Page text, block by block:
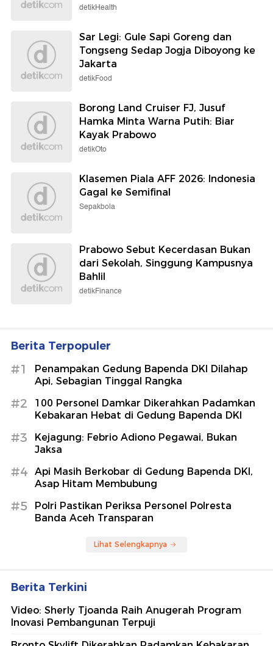
detikHealth
Sar Legi: Gule Sapi Goreng dan
Tongseng Sedap Jogja Diboyong ke
Jakarta
detikFood
Borong Land Cruiser FJ, Jusuf
Hamka Minta Warna Putih: Biar
Kayak Prabowo
detikOto
Klasemen Piala AFF 2026: Indonesia
Gagal ke Semifinal
Sepakbola
Prabowo Sebut Kecerdasan Bukan
dari Sekolah, Singgung Kampusnya
Bahlil
detikFinance
Berita Terpopuler
#1
Penampakan Gedung Bapenda DKI Dilahap
Api, Sebagian Tinggal Rangka
#2
100 Personel Damkar Dikerahkan Padamkan
Kebakaran Hebat di Gedung Bapenda DKI
#3
Kejagung: Febrio Adiono Pegawai, Bukan
Jaksa
#4
Api Masih Berkobar di Gedung Bapenda DKI,
Asap Hitam Membubung
#5
Polri Pastikan Periksa Personel Polresta
Banda Aceh Transparan
Lihat Selengkapnya
Berita Terkini
Video: Sherly Tjoanda Raih Anugerah Program
Inovasi Pembangunan Terpuji